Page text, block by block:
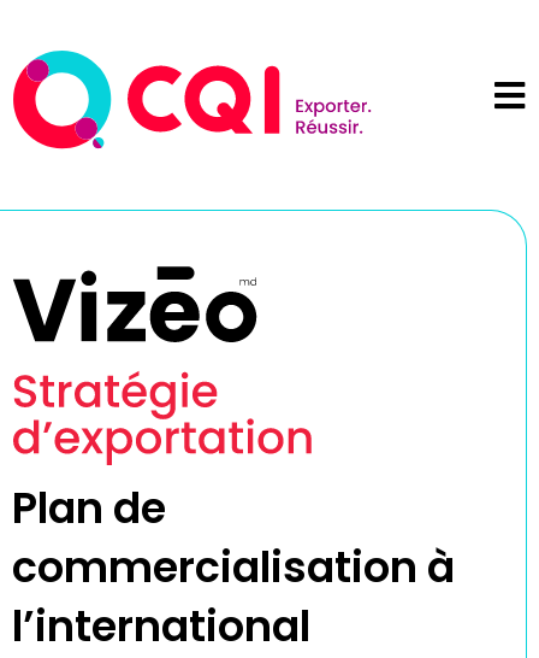
Plan de
commercialisation à
l’international